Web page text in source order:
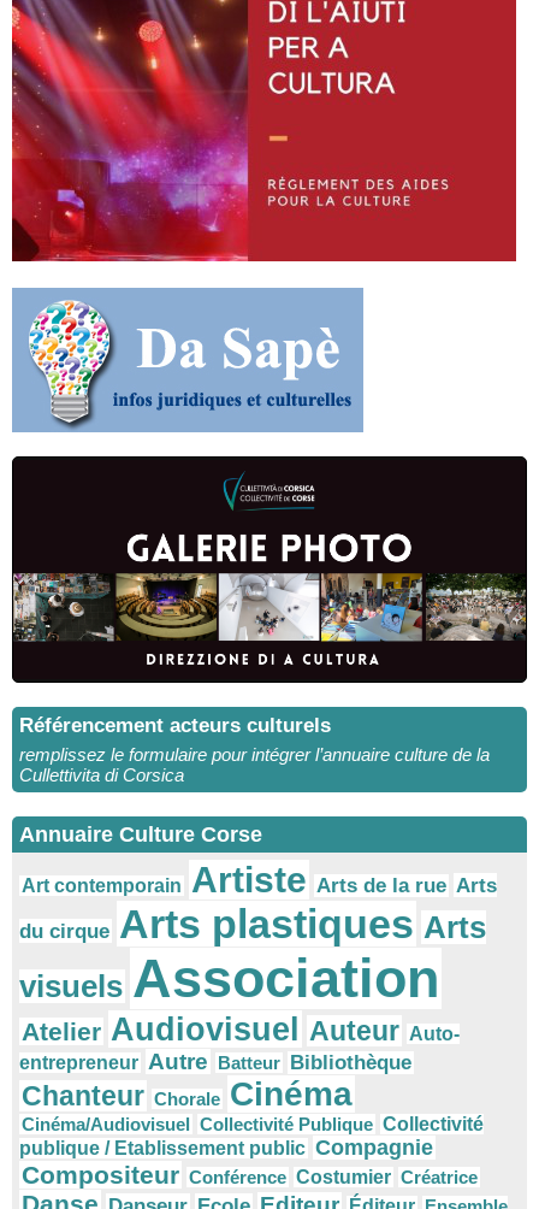
Référencement acteurs culturels
remplissez le formulaire pour intégrer l’annuaire culture de la
Cullettivita di Corsica
Annuaire Culture Corse
Art contemporain Artiste Arts de la rue Arts
du cirque Arts plastiques Arts
visuels Association
Atelier Audiovisuel Auteur Auto-
entrepreneur Autre Batteur Bibliothèque
Chanteur Chorale Cinéma
Cinéma/Audiovisuel Collectivité Publique Collectivité
publique / Etablissement public Compagnie
Compositeur Conférence Costumier Créatrice